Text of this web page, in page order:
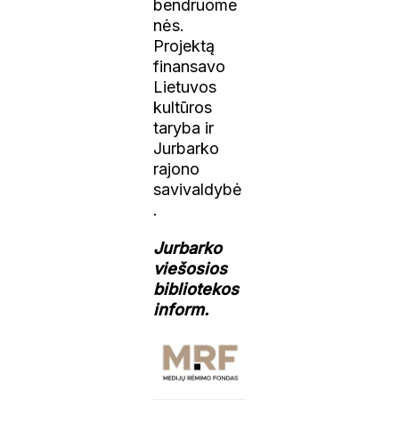
bendruome
nės.
Projektą
finansavo
Lietuvos
kultūros
taryba ir
Jurbarko
rajono
savivaldybė
.
Jurbarko
viešosios
bibliotekos
inform.